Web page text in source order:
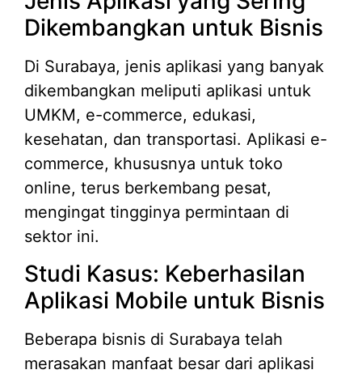
Dikembangkan untuk Bisnis
Di Surabaya, jenis aplikasi yang banyak
dikembangkan meliputi aplikasi untuk
UMKM, e-commerce, edukasi,
kesehatan, dan transportasi. Aplikasi e-
commerce, khususnya untuk toko
online, terus berkembang pesat,
mengingat tingginya permintaan di
sektor ini.
Studi Kasus: Keberhasilan
Aplikasi Mobile untuk Bisnis
Beberapa bisnis di Surabaya telah
merasakan manfaat besar dari aplikasi